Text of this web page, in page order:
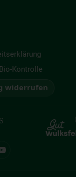
Kontrolle
widerrufen